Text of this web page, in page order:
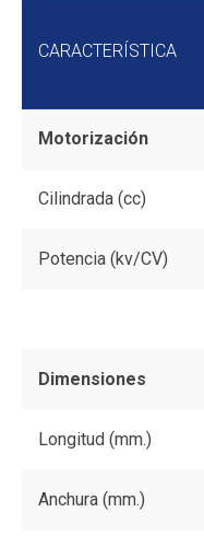
CARACTERÍSTICA
Motorización
Cilindrada (cc)
Potencia (kv/CV)
Dimensiones
Longitud (mm.)
Anchura (mm.)